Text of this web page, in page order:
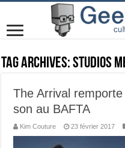
Tag Archives:Studios
The Arrival
son au BAFTA
Kim Couture 23 février 2017